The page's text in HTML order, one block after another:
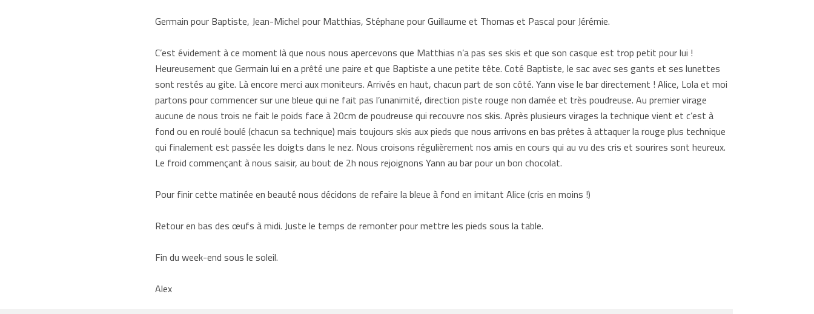
Germain pour Baptiste, Jean-Michel pour Matthias, Stéphane pour Guillaume et Thomas et Pascal pour Jérémie.
C’est évidement à ce moment là que nous nous apercevons que Matthias n’a pas ses skis et que son casque est trop petit pour lui !
Heureusement que Germain lui en a prêté une paire et que Baptiste a une petite tête. Coté Baptiste, le sac avec ses gants et ses lunettes
sont restés au gite. Là encore merci aux moniteurs. Arrivés en haut, chacun part de son côté. Yann vise le bar directement ! Alice, Lola et moi
partons pour commencer sur une bleue qui ne fait pas l’unanimité, direction piste rouge non damée et très poudreuse. Au premier virage
aucune de nous trois ne fait le poids face à 20cm de poudreuse qui recouvre nos skis. Après plusieurs virages la technique vient et c’est à
fond ou en roulé boulé (chacun sa technique) mais toujours skis aux pieds que nous arrivons en bas prêtes à attaquer la rouge plus technique
qui finalement est passée les doigts dans le nez. Nous croisons régulièrement nos amis en cours qui au vu des cris et sourires sont heureux.
Le froid commençant à nous saisir, au bout de 2h nous rejoignons Yann au bar pour un bon chocolat.
Pour finir cette matinée en beauté nous décidons de refaire la bleue à fond en imitant Alice (cris en moins !)
Retour en bas des œufs à midi. Juste le temps de remonter pour mettre les pieds sous la table.
Fin du week-end sous le soleil.
Alex